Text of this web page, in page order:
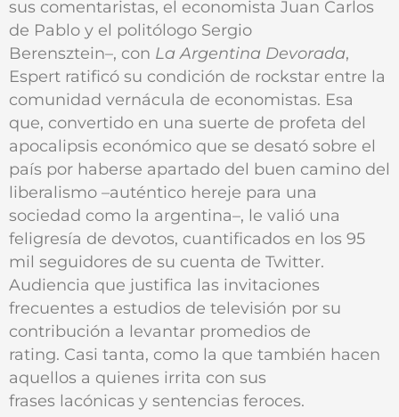
sus comentaristas, el economista Juan Carlos
de Pablo y el politólogo Sergio
Berensztein–, con La Argentina Devorada,
Espert ratificó su condición de rockstar entre la
comunidad vernácula de economistas. Esa
que, convertido en una suerte de profeta del
apocalipsis económico que se desató sobre el
país por haberse apartado del buen camino del
liberalismo –auténtico hereje para una
sociedad como la argentina–, le valió una
feligresía de devotos, cuantificados en los 95
mil seguidores de su cuenta de Twitter.
Audiencia que justifica las invitaciones
frecuentes a estudios de televisión por su
contribución a levantar promedios de
rating. Casi tanta, como la que también hacen
aquellos a quienes irrita con sus
frases lacónicas y sentencias feroces.